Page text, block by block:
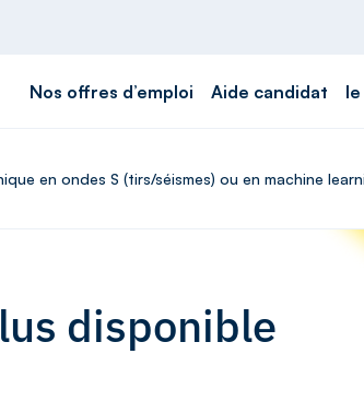
Nos offres d’emploi Aide candidat
en ondes S (tirs/séismes) ou en machine
disponible